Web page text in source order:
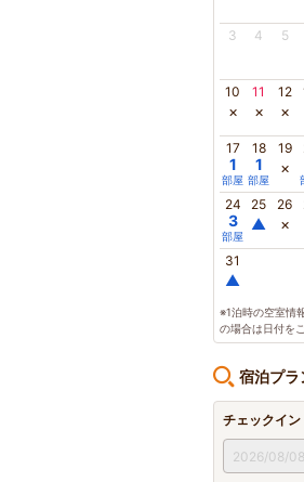
3 4 5
10
×
11
×
12
×
17
1
部屋
18
1
部屋
19
×
24
3
部屋
25
▲
26
×
31
▲
※1泊時の空室情
の場合は日付を
宿泊プラ
チェックイン